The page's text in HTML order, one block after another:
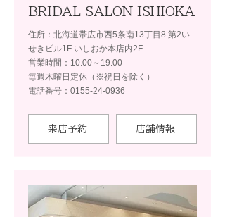
BRIDAL SALON ISHIOKA
住所：北海道帯広市西5条南13丁目8 第2い
せきビル1F いしおか本店内2F
営業時間：10:00～19:00
毎週木曜日定休（※祝日を除く）
電話番号：0155-24-0936
来店予約 店舗情報